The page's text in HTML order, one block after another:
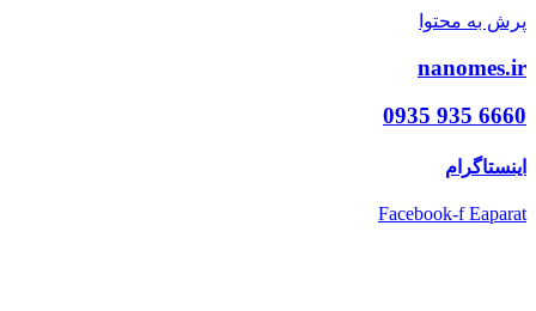
پرش به محتوا
nanomes.ir
6660 935 0935
اینستاگرام
Facebook-f Eaparat